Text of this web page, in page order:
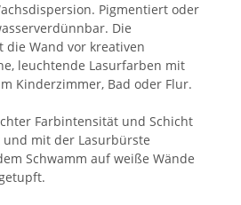
Pigmentiert oder
Die
die Wand vor kreativen
leuchtende Lasurfarben mit
Kinderzimmer, Bad oder Flur.
Farbintensität und Schicht
mit der Lasurbürste
Schwamm auf weiße Wände